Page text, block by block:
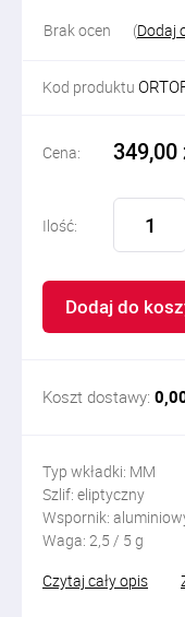
Brak ocen (Dodaj
Kod produktu
Cena: 349,00
Ilość:
Dodaj do
Koszt dostawy:
Typ wkładki: MM
Szlif: eliptyczny
Wspornik:
Waga: 2,5 / 5 g
Czytaj cały opis